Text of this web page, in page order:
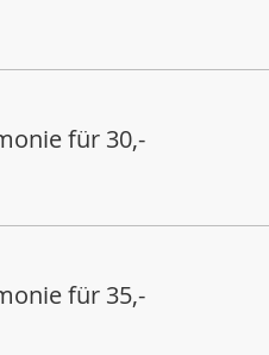
für 30,-
für 35,-